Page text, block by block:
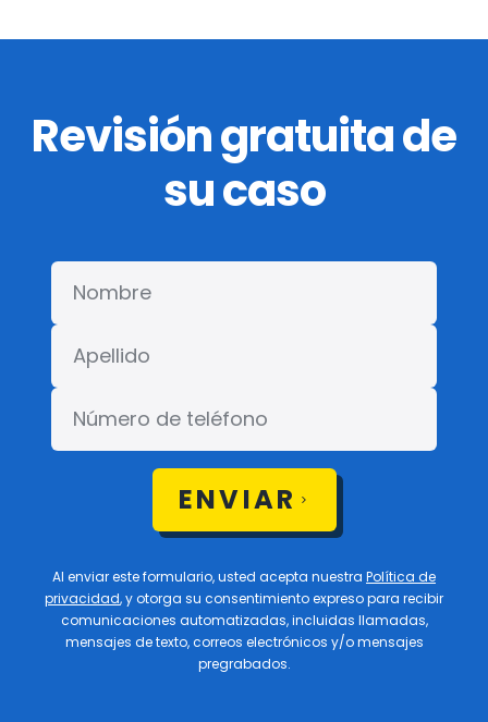
Revisión gratuita de
su caso
ENVIAR
Al enviar este formulario, usted acepta nuestra Política de
privacidad, y otorga su consentimiento expreso para recibir
comunicaciones automatizadas, incluidas llamadas,
mensajes de texto, correos electrónicos y/o mensajes
pregrabados.